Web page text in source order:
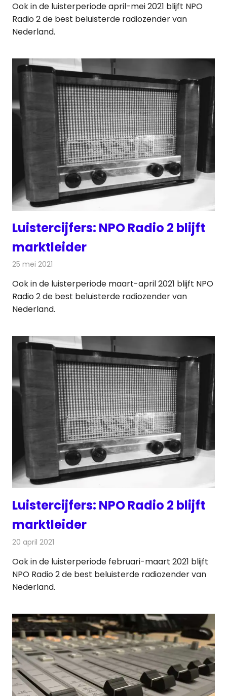
Ook in de luisterperiode april-mei 2021 blijft NPO
Radio 2 de best beluisterde radiozender van
Nederland.
Luistercijfers: NPO Radio 2 blijft
marktleider
25 mei 2021
Ook in de luisterperiode maart-april 2021 blijft NPO
Radio 2 de best beluisterde radiozender van
Nederland.
Luistercijfers: NPO Radio 2 blijft
marktleider
20 april 2021
Ook in de luisterperiode februari-maart 2021 blijft
NPO Radio 2 de best beluisterde radiozender van
Nederland.